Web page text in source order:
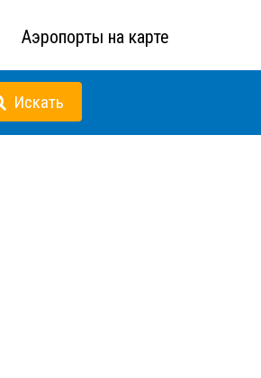
Аэропорты на карте
Искать